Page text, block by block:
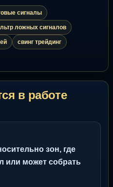
сигналы
ложных сигналов
свинг трейдинг
в работе
зон, где
или может собрать